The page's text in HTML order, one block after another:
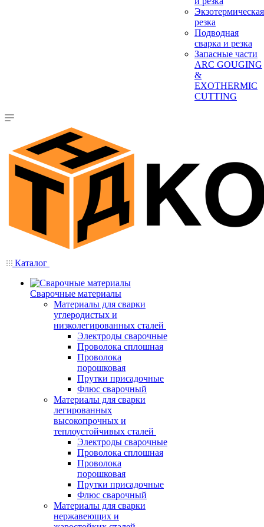
Экзотермическая
резка
Подводная
сварка и резка
Запасные части
ARC GOUGING
&
EXOTHERMIC
CUTTING
Каталог
Сварочные материалы
Материалы для сварки
углеродистых и
низколегированных сталей
Электроды сварочные
Проволока сплошная
Проволока
порошковая
Прутки присадочные
Флюс сварочный
Материалы для сварки
легированных
высокопрочных и
теплоустойчивых сталей
Электроды сварочные
Проволока сплошная
Проволока
порошковая
Прутки присадочные
Флюс сварочный
Материалы для сварки
нержавеющих и